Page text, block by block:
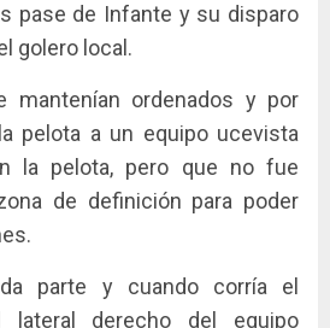
pase de Infante y su disparo
golero local.
mantenían ordenados y por
pelota a un equipo ucevista
la pelota, pero que no fue
de definición para poder
parte y cuando corría el
lateral derecho del equipo